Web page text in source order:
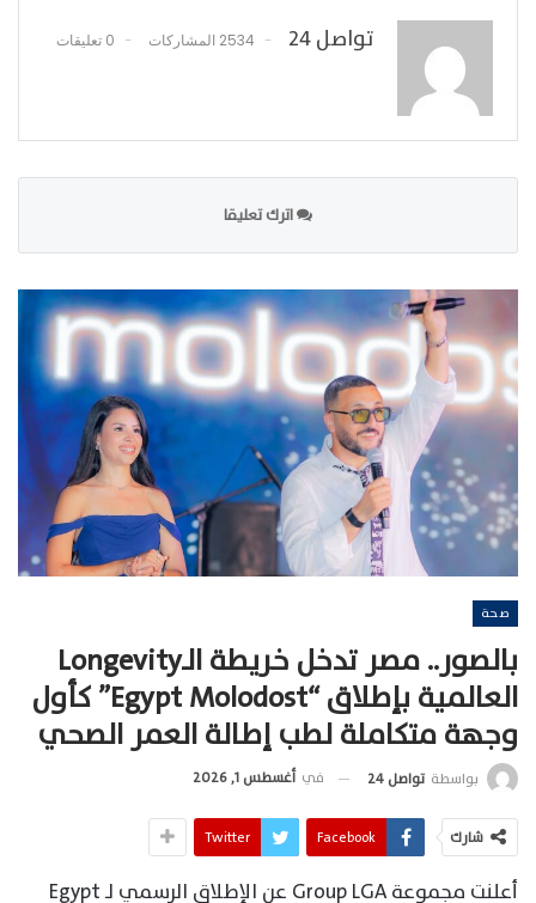
تواصل 24 2534 المشاركات 0 تعليقات
اترك تعليقا
صحة
بالصور.. مصر تدخل خريطة الـLongevity
العالمية بإطلاق “Egypt Molodost” كأول
وجهة متكاملة لطب إطالة العمر الصحي
بواسطة تواصل 24 في أغسطس 1, 2026
شارك Facebook
Twitter
أعلنت مجموعة Group LGA عن الإطلاق الرسمي لـ Egypt